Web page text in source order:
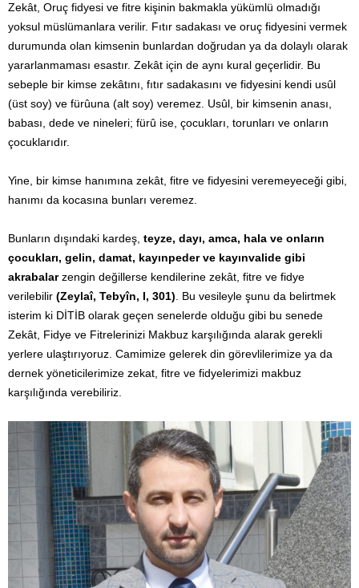
Zekât, Oruç fidyesi ve fitre kişinin bakmakla yükümlü olmadığı
yoksul müslümanlara verilir. Fıtır sadakası ve oruç fidyesini vermek
durumunda olan kimsenin bunlardan doğrudan ya da dolaylı olarak
yararlanmaması esastır. Zekât için de aynı kural geçerlidir. Bu
sebeple bir kimse zekâtını, fıtır sadakasını ve fidyesini kendi usûl
(üst soy) ve fürûuna (alt soy) veremez. Usûl, bir kimsenin anası,
babası, dede ve nineleri; fürû ise, çocukları, torunları ve onların
çocuklarıdır.
Yine, bir kimse hanımına zekât, fitre ve fidyesini veremeyeceği gibi,
hanımı da kocasına bunları veremez.
Bunların dışındaki kardeş, teyze, dayı, amca, hala ve onların
çocukları, gelin, damat, kayınpeder ve kayınvalide gibi
akrabalarzengin değillerse kendilerine zekât, fitre ve fidye
verilebilir (Zeylaî, Tebyîn, I, 301). Bu vesileyle şunu da belirtmek
isterim ki DİTİB olarak geçen senelerde olduğu gibi bu senede
Zekât, Fidye ve Fitrelerinizi Makbuz karşılığında alarak gerekli
yerlere ulaştırıyoruz. Camimize gelerek din görevlilerimize ya da
dernek yöneticilerimize zekat, fitre ve fidyelerimizi makbuz
karşılığında verebiliriz.